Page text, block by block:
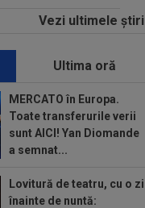
i-a spus lui Gigi
Pancu a
Rapid: ”Mamă,
pentru
DIRECT: ”Îi dau
ar putea lipsi
Vezi ultimele ştiri
Ultima oră
MERCATO în Europa.
Toate transferurile verii
sunt AICI! Yan Diomande
a semnat...
Lovitură de teatru, cu o zi
înainte de nuntă: